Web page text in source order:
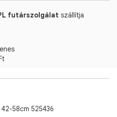
futárszolgálat szállítja
58cm 525436